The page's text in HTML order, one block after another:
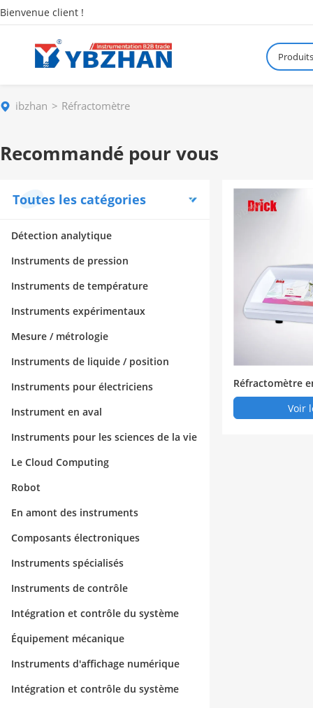
Bienvenue client !
Produits
ibzhan Réfractomètre
Recommandé pour vous
Toutes les catégories
Détection analytique
Instruments de pression
Instruments de température
Instruments expérimentaux
Mesure / métrologie
Instruments de liquide / position
Instruments pour électriciens
Instrument en aval
Instruments pour les sciences de la vie
Le Cloud Computing
Robot
En amont des instruments
Composants électroniques
Instruments spécialisés
Instruments de contrôle
Intégration et contrôle du système
Équipement mécanique
Instruments d'affichage numérique
Intégration et contrôle du système
Réfractomètre
ique
Voir